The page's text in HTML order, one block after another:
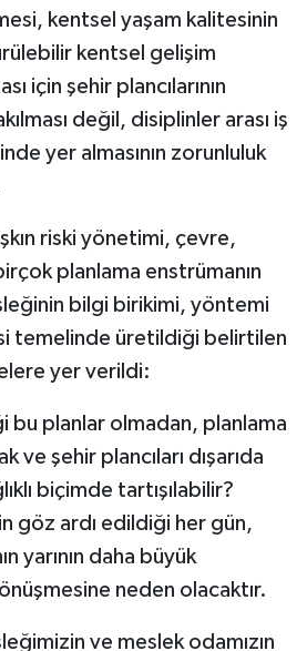
kentsel yaşam kalitesinin
kentsel gelişim
için şehir plancılarının
değil, disiplinler arası iş
yer almasının zorunluluk
riski yönetimi, çevre,
planlama enstrümanın
bilgi birikimi, yöntemi
temelinde üretildiği belirtilen
yer verildi:
bu planlar olmadan, planlama
ve şehir plancıları dışarıda
biçimde tartışılabilir?
göz ardı edildiği her gün,
yarının daha büyük
neden olacaktır.
ve meslek odamızın